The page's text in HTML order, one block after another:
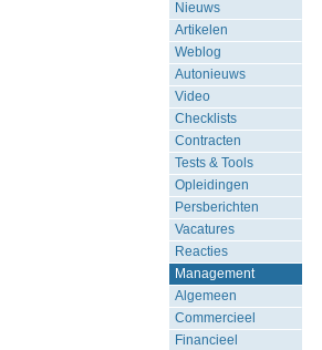
Nieuws
Artikelen
Weblog
Autonieuws
Video
Checklists
Contracten
Tests & Tools
Opleidingen
Persberichten
Vacatures
Reacties
Management
Algemeen
Commercieel
Financieel